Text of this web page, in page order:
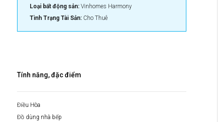
Loại bất động sản: Vinhomes Harmony
Tình Trạng Tài Sản: Cho Thuê
Tính năng, đặc điểm
Điều Hòa
Đồ dùng nhà bếp